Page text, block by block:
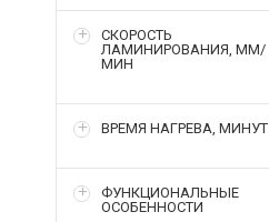
СКОРОСТЬ
ЛАМИНИРОВАНИЯ, ММ/
МИН
ВРЕМЯ НАГРЕВА, МИНУТ
ФУНКЦИОНАЛЬНЫЕ
ОСОБЕННОСТИ